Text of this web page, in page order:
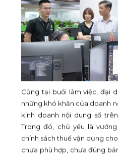
Cũng tại buổi làm việc, đại
những khó khăn của doanh
kinh doanh nội dung số
Trong đó, chủ yếu là
chính sách thuế vận dụng
chưa phù hợp, chưa đúng